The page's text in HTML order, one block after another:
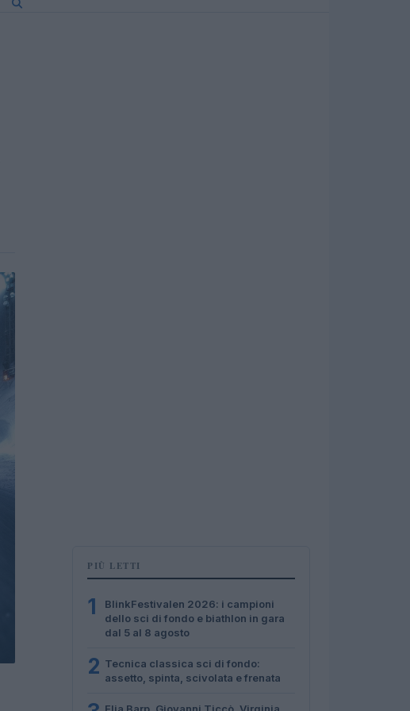
PIÙ LETTI
1
BlinkFestivalen 2026: i campioni
dello sci di fondo e biathlon in gara
dal 5 al 8 agosto
2 Tecnica classica sci di fondo:
assetto, spinta, scivolata e frenata